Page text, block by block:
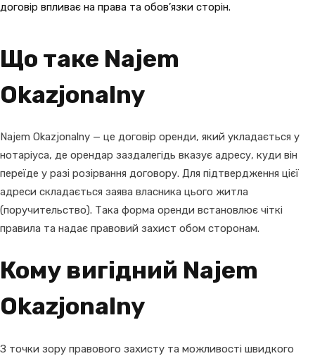
договір впливає на права та обов’язки сторін.
Що таке Najem
Okazjonalny
Najem Okazjonalny — це договір оренди, який укладається у
нотаріуса, де орендар заздалегідь вказує адресу, куди він
переїде у разі розірвання договору. Для підтвердження цієї
адреси складається заява власника цього житла
(поручительство). Така форма оренди встановлює чіткі
правила та надає правовий захист обом сторонам.
Кому вигідний Najem
Okazjonalny
З точки зору правового захисту та можливості швидкого